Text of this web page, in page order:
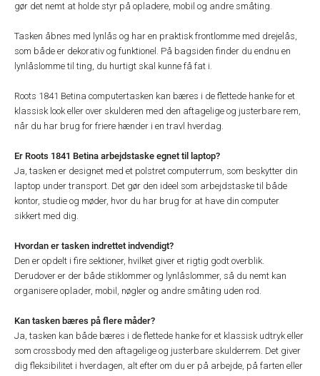
gør det nemt at holde styr på opladere, mobil og andre småting.
Tasken åbnes med lynlås og har en praktisk frontlomme med drejelås,
som både er dekorativ og funktionel. På bagsiden finder du endnu en
lynlåslomme til ting, du hurtigt skal kunne få fat i.
Roots 1841 Betina computertasken kan bæres i de flettede hanke for et
klassisk look eller over skulderen med den aftagelige og justerbare rem,
når du har brug for friere hænder i en travl hverdag.
Er Roots 1841 Betina arbejdstaske egnet til laptop?
Ja, tasken er designet med et polstret computerrum, som beskytter din
laptop under transport. Det gør den ideel som arbejdstaske til både
kontor, studie og møder, hvor du har brug for at have din computer
sikkert med dig.
Hvordan er tasken indrettet indvendigt?
Den er opdelt i fire sektioner, hvilket giver et rigtig godt overblik.
Derudover er der både stiklommer og lynlåslommer, så du nemt kan
organisere oplader, mobil, nøgler og andre småting uden rod.
Kan tasken bæres på flere måder?
Ja, tasken kan både bæres i de flettede hanke for et klassisk udtryk eller
som crossbody med den aftagelige og justerbare skulderrem. Det giver
dig fleksibilitet i hverdagen, alt efter om du er på arbejde, på farten eller